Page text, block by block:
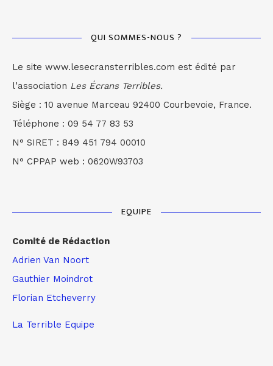
QUI SOMMES-NOUS ?
Le site www.lesecransterribles.com est édité par
l’association Les Écrans Terribles.
Siège : 10 avenue Marceau 92400 Courbevoie, France.
Téléphone : 09 54 77 83 53
N° SIRET : 849 451 794 00010
N° CPPAP web : 0620W93703
EQUIPE
Comité de Rédaction
Adrien Van Noort
Gauthier Moindrot
Florian Etcheverry
La Terrible Equipe